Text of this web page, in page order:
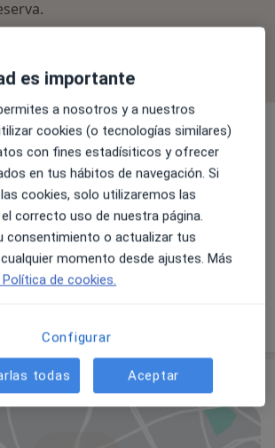
Valle Burriel
3 opiniones
Albiol Ribas
es importante
a nosotros y a nuestros
cookies (o tecnologías similares)
con fines estadísiticos y ofrecer
en tus hábitos de navegación. Si
cookies, solo utilizaremos las
correcto uso de nuestra página.
consentimiento o actualizar tus
momento desde ajustes. Más
Política de cookies.
Configurar
todas Aceptar